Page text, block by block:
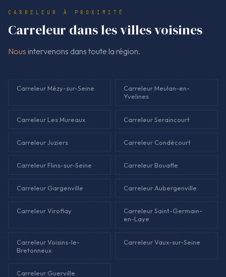
CARRELEUR À PROXIMITÉ
Carreleur dans les villes voisines
Nous intervenons dans toute la région.
Carreleur Mézy-sur-Seine
Carreleur Meulan-en-
Yvelines
Carreleur Les Mureaux Carreleur Seraincourt
Carreleur Juziers Carreleur Condécourt
Carreleur Flins-sur-Seine Carreleur Bouafle
Carreleur Gargenville Carreleur Aubergenville
Carreleur Viroflay
Carreleur Saint-Germain-
en-Laye
Carreleur Voisins-le-
Bretonneux
Carreleur Vaux-sur-Seine
Carreleur Guerville